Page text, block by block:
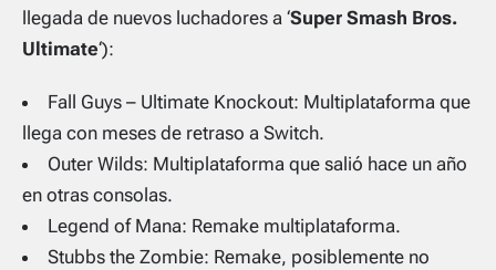
llegada de nuevos luchadores a ‘Super Smash Bros.
Ultimate‘):
Fall Guys – Ultimate Knockout: Multiplataforma que
llega con meses de retraso a Switch.
Outer Wilds: Multiplataforma que salió hace un año
en otras consolas.
Legend of Mana: Remake multiplataforma.
Stubbs the Zombie: Remake, posiblemente no